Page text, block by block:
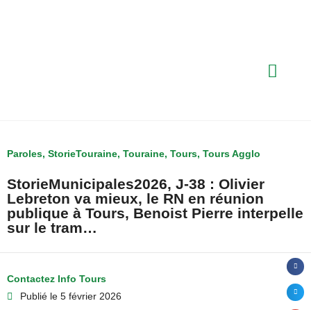
Paroles, StorieTouraine, Touraine, Tours, Tours Agglo
StorieMunicipales2026, J-38 : Olivier
Lebreton va mieux, le RN en réunion
publique à Tours, Benoist Pierre interpelle
sur le tram…
Contactez Info Tours
Publié le 5 février 2026